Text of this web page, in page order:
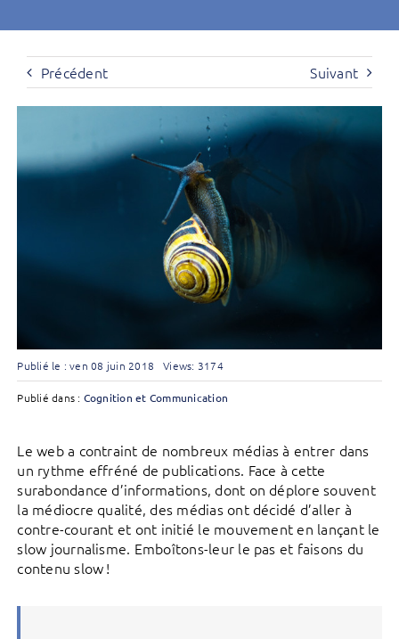
Précédent Suivant
Publié le : ven 08 juin 2018 Views: 3174
Publié dans : Cognition et Communication
Le web a contraint de nombreux médias à entrer dans
un rythme effréné de publications. Face à cette
surabondance d’informations, dont on déplore souvent
la médiocre qualité, des médias ont décidé d’aller à
contre-courant et ont initié le mouvement en lançant le
slow journalisme. Emboîtons-leur le pas et faisons du
contenu slow !